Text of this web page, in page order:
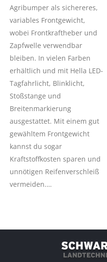
Agribumper als sichereres,
variables Frontgewicht,
wobei Frontkraftheber und
Zapfwelle verwendbar
bleiben. In vielen Farben
erhältlich und mit Hella LED-
Tagfahrlicht, Blinklicht,
Stoßstange und
Breitenmarkierung
ausgestattet. Mit einem gut
gewähltem Frontgewicht
kannst du sogar
Kraftstoffkosten sparen und
unnötigen Reifenverschleiß
vermeiden.…